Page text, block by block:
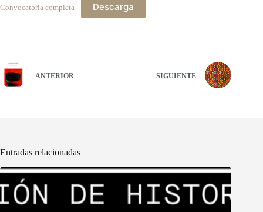
Convocatoria completa Descarga
ANTERIOR SIGUIENTE
Entradas relacionadas